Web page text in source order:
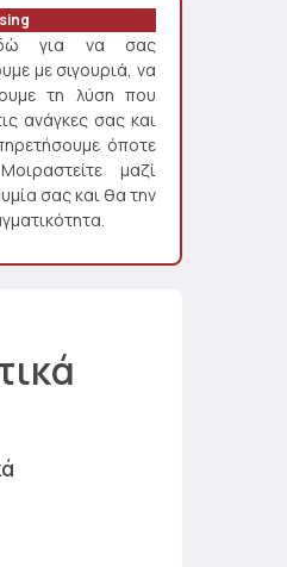
για να σας
με σιγουριά, να
τη λύση που
ανάγκες σας και
όποτε
μαζί
σας και θα την